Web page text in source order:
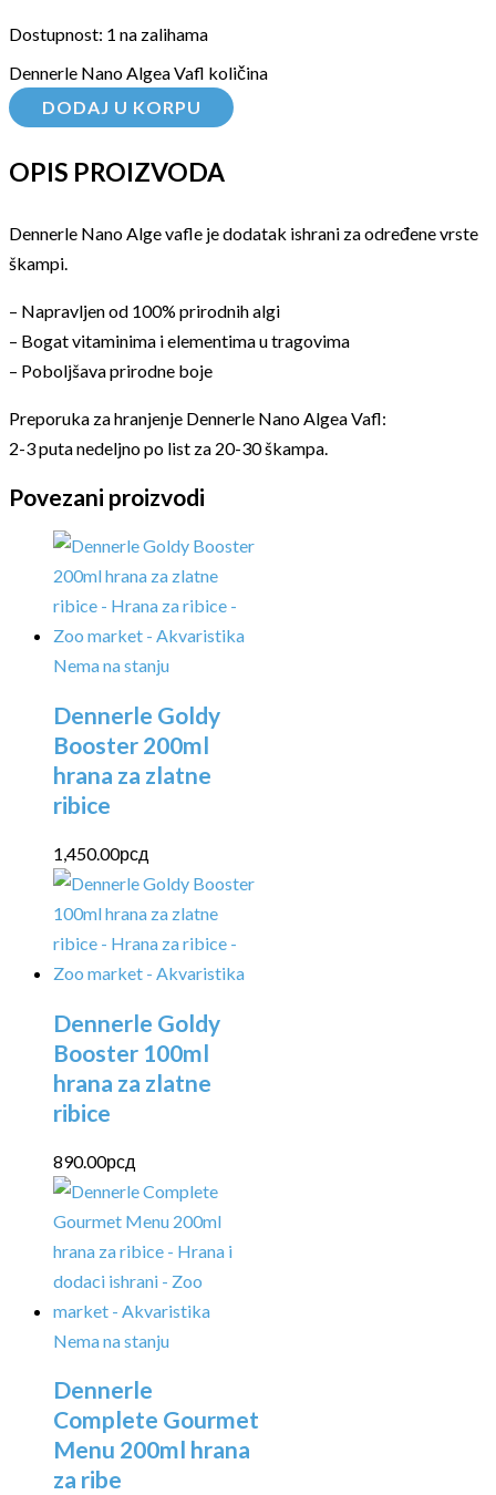
Dostupnost: 1 na zalihama
Dennerle Nano Algea Vafl količina
DODAJ U KORPU
OPIS PROIZVODA
Dennerle Nano Alge vafle je dodatak ishrani za određene vrste
škampi.
– Napravljen od 100% prirodnih algi
– Bogat vitaminima i elementima u tragovima
– Poboljšava prirodne boje
Preporuka za hranjenje Dennerle Nano Algea Vafl:
2-3 puta nedeljno po list za 20-30 škampa.
Povezani proizvodi
Nema na stanju
Dennerle Goldy
Booster 200ml
hrana za zlatne
ribice
1,450.00рсд
Dennerle Goldy
Booster 100ml
hrana za zlatne
ribice
890.00рсд
Nema na stanju
Dennerle
Complete Gourmet
Menu 200ml hrana
za ribe